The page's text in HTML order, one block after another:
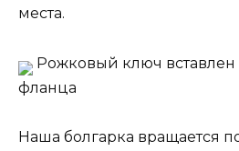
места.
Рожковый ключ вставлен
фланца
Наша болгарка вращается